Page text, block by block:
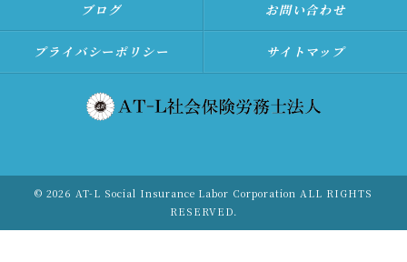
ブログ お問い合わせ
プライバシーポリシー サイトマップ
© 2026 AT-L Social Insurance Labor Corporation ALL RIGHTS
RESERVED.